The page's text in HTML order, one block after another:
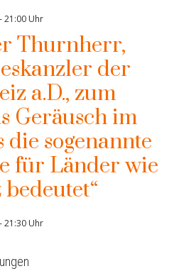
-21:00 Uhr
Thurnherr,
der
a.D., zum
Geräusch im
die sogenannte
für Länder wie
-21:30 Uhr